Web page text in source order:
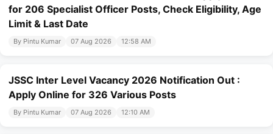
for 206 Specialist Officer Posts, Check Eligibility, Age
Limit & Last Date
By Pintu Kumar 07 Aug 2026 12:58 AM
JSSC Inter Level Vacancy 2026 Notification Out :
Apply Online for 326 Various Posts
By Pintu Kumar 07 Aug 2026 12:10 AM